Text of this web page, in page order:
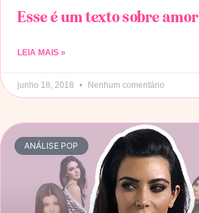
Esse é um texto sobre amor
LEIA MAIS »
junho 18, 2018 Nenhum comentário
ANÁLISE POP